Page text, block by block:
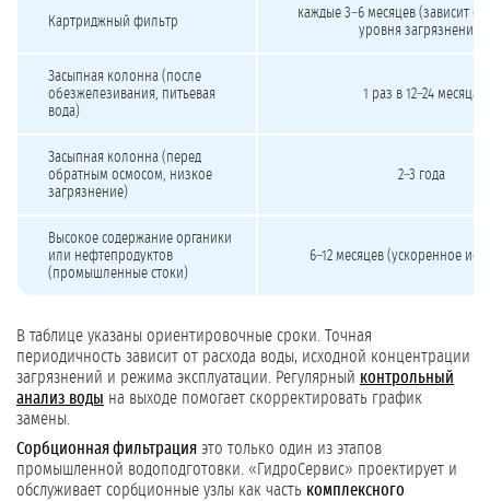
Картриджный фильтр
каждые 3–6 месяцев (зависит от
уровня загрязнения)
Засыпная колонна (после
обезжелезивания, питьевая
вода)
1 раз в 12–24 месяца
Засыпная колонна (перед
обратным осмосом, низкое
загрязнение)
2–3 года
Высокое содержание органики
или нефтепродуктов
(промышленные стоки)
6–12 месяцев (ускоренное
В таблице указаны ориентировочные сроки. Точная
периодичность зависит от расхода воды, исходной концентрации
загрязнений и режима эксплуатации. Регулярный контрольный
анализ воды на выходе помогает скорректировать график
замены.
Сорбционная фильтрация это только один из этапов
промышленной водоподготовки. «ГидроСервис» проектирует и
обслуживает сорбционные узлы как часть комплексного